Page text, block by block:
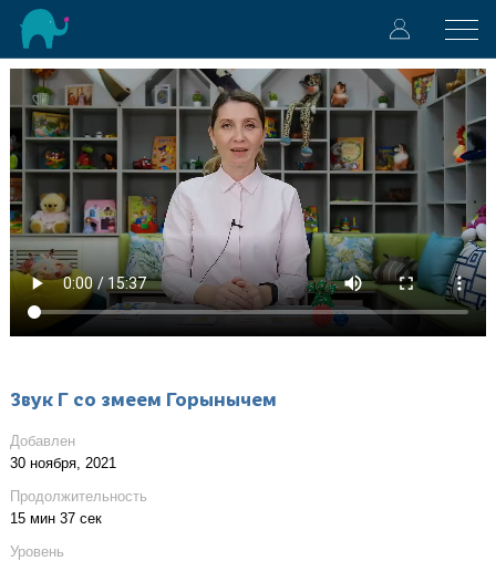
Звук Г со змеем Горынычем
Добавлен
30 ноября, 2021
Продолжительность
15 мин 37 сек
Уровень